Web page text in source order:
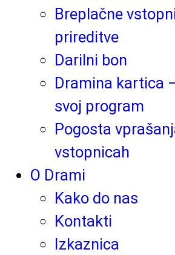
Breplačne
prireditve
Darilni bon
Dramina kartica
svoj program
Pogosta
vstopnicah
O Drami
Kako do nas
Kontakti
Izkaznica